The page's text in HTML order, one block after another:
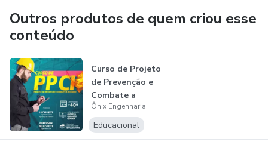
Outros produtos de quem criou esse
conteúdo
Curso de Projeto
de Prevenção e
Combate a
Incêndio
Ônix Engenharia
Educacional